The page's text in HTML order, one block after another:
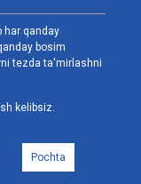
har qanday
bosim
tezda ta'mirlashni
kelibsiz.
Pochta